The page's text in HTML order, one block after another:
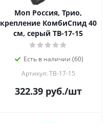
Моп Россия, Трио,
крепление КомбиСпид 40
см, серый ТВ-17-15
Есть в наличии (60)
Артикул: ТВ-17-15
322.39руб./шт